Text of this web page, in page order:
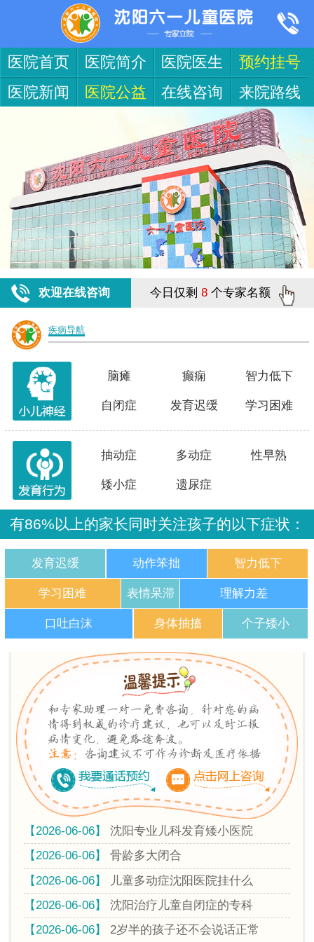
医院首页 医院简介 医院医生
预约挂号
医院新闻
医院公益 在线咨询 来院路线
欢迎在线咨询 今日仅剩 8 个专家名额
疾病导航
脑瘫 癫痫 智力低下
自闭症 发育迟缓 学习困难
抽动症 多动症 性早熟
矮小症 遗尿症
有86%以上的家长同时关注孩子的以下症状：
发育迟缓 动作笨拙 智力低下
学习困难 表情呆滞 理解力差
口吐白沫 身体抽搐 个子矮小
【2026-06-06】
沈阳专业儿科发育矮小医院
【2026-06-06】
骨龄多大闭合
【2026-06-06】
儿童多动症沈阳医院挂什么
【2026-06-06】
沈阳治疗儿童自闭症的专科
【2026-06-06】
2岁半的孩子还不会说话正常